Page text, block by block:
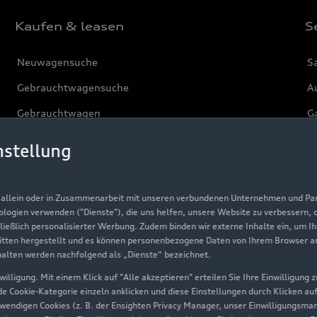
oder in Zusammenarbeit mit unseren verbundenen Unternehmen und
verwenden ("Dienste"), die uns helfen, unsere Website zu
personalisierter Werbung. Zudem binden wir externe Inhalte ein, um
hergestellt und es können personenbezogene Daten von Ihrem Browser
werden nachfolgend als „Dienste“ bezeichnet.
Mit einem Klick auf "Alle akzeptieren" erteilen Sie Ihre Einwilligung
Cookie-Kategorie einzeln anklicken und diese Einstellungen durch Klicken
Cookies (z. B. der Ensighten Privacy Manager, unser
Kaufen & leasen
Neuwagensuche
Gebrauchtwagensuche
Gebrauchtwagen
Aktionen & Angebote
Über Audi
Unternehmen
Karriere